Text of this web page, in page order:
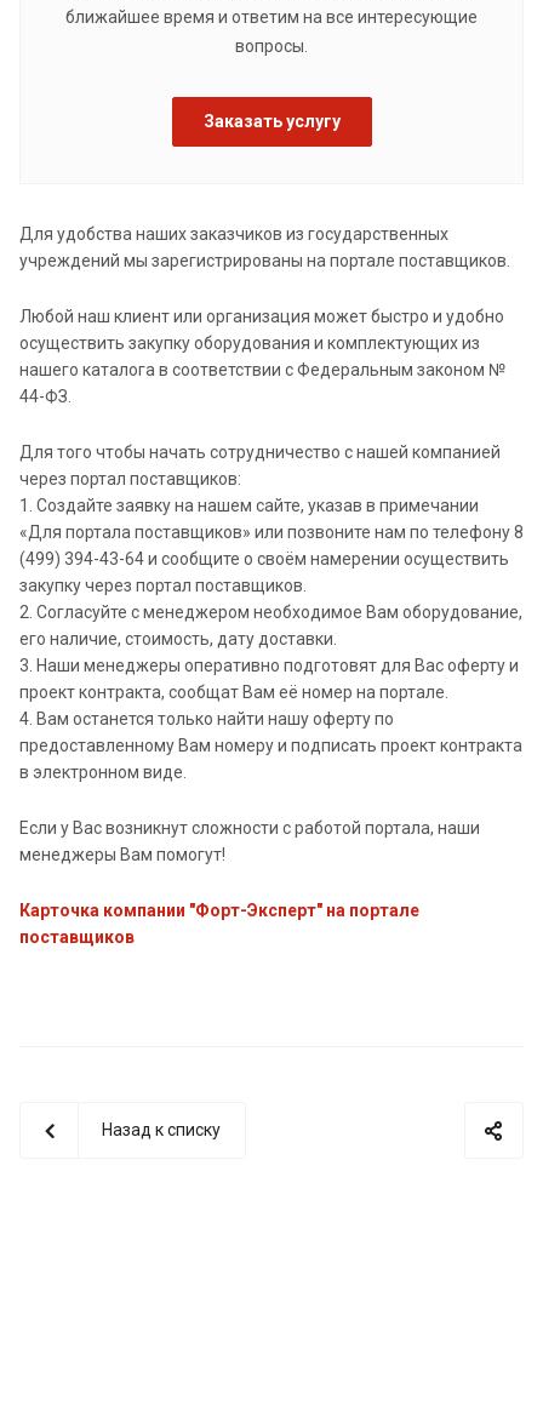
ближайшее время и ответим на все интересующие
вопросы.
Заказать услугу
Для удобства наших заказчиков из государственных
учреждений мы зарегистрированы на портале поставщиков.
Любой наш клиент или организация может быстро и удобно
осуществить закупку оборудования и комплектующих из
нашего каталога в соответствии с Федеральным законом №
44-ФЗ.
Для того чтобы начать сотрудничество с нашей компанией
через портал поставщиков:
1. Создайте заявку на нашем сайте, указав в примечании
«Для портала поставщиков» или позвоните нам по телефону 8
(499) 394-43-64 и сообщите о своём намерении осуществить
закупку через портал поставщиков.
2. Согласуйте с менеджером необходимое Вам оборудование,
его наличие, стоимость, дату доставки.
3. Наши менеджеры оперативно подготовят для Вас оферту и
проект контракта, сообщат Вам её номер на портале.
4. Вам останется только найти нашу оферту по
предоставленному Вам номеру и подписать проект контракта
в электронном виде.
Если у Вас возникнут сложности с работой портала, наши
менеджеры Вам помогут!
Карточка компании "Форт-Эксперт" на портале
поставщиков
Назад к списку